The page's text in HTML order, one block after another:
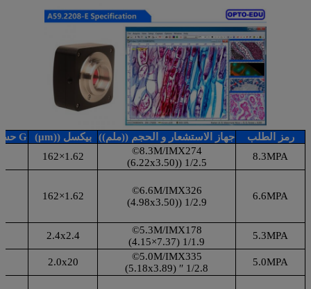
رمز الطلب جهاز الاستشعار و الحجم ((ملم)) بيكسل ((μm)
G حساسية الإشارة المظلمة
8.3MPA
8.3M/IMX274©
1/2.5 ((6.22x3.50)
1.62×162
6.6MPA
6.6M/IMX326©
1/2.9 ((4.98x3.50)
1.62×162
5.3MPA
5.3M/IMX178©
1/1.9 (7.37×4.15)
2.4x2.4
5.0MPA
5.0M/IMX335©
1/2.8 ′′ (5.18x3.89)
2.0x20